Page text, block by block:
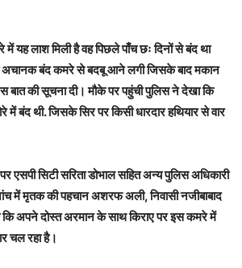
यह लाश मिली है वह पिछले पाँच छः दिनों से बंद था
अचानक बंद कमरे से बदबू आने लगी जिसके बाद मकान
बात की सूचना दी। मौके पर पहुंची पुलिस ने देखा कि
बंद थी. जिसके सिर पर किसी धारदार हथियार से वार
एसपी सिटी सरिता डोभाल सहित अन्य पुलिस अधिकारी
में मृतक की पहचान अशरफ अली, निवासी नजीबाबाद
अपने दोस्त अरमान के साथ किराए पर इस कमरे में
चल रहा है।